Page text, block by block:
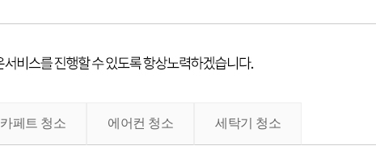
카페트 청소 에어컨 청소 세탁기 청소